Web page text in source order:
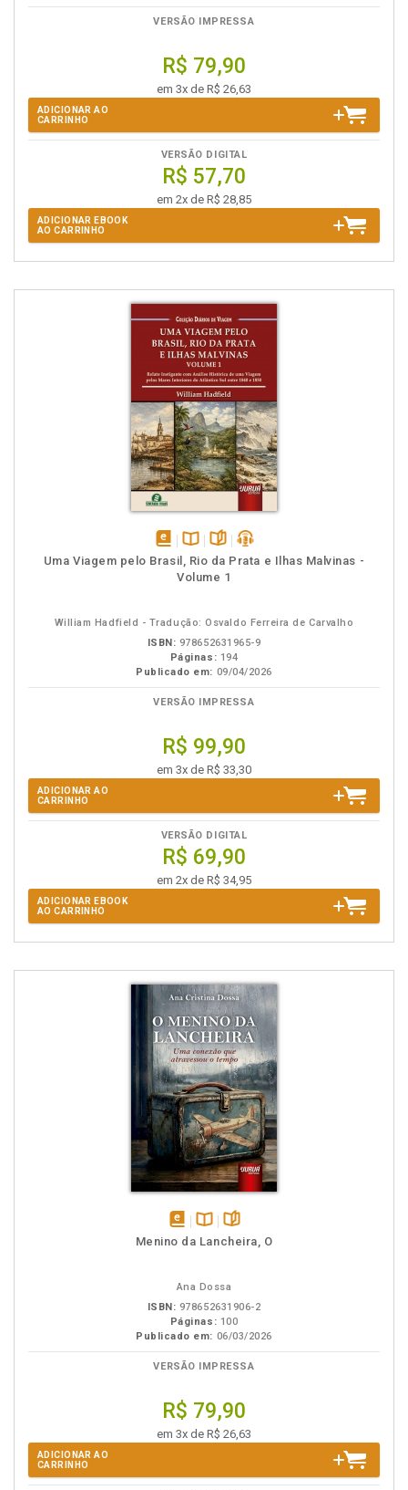
VERSÃO IMPRESSA
R$ 79,90
em 3x de R$ 26,63
ADICIONAR AO
CARRINHO
VERSÃO DIGITAL
R$ 57,70
em 2x de R$ 28,85
ADICIONAR EBOOK
AO CARRINHO
disponívelDisponível
na
páginaspodcast
Uma Viagem pelo Brasil, Rio da Prata e Ilhas Malvinas -
Volume 1
William Hadfield - Tradução: Osvaldo Ferreira de Carvalho
ISBN: 978652631965-9
Páginas: 194
Publicado em: 09/04/2026
VERSÃO IMPRESSA
R$ 99,90
em 3x de R$ 33,30
ADICIONAR AO
CARRINHO
VERSÃO DIGITAL
R$ 69,90
em 2x de R$ 34,95
ADICIONAR EBOOK
AO CARRINHO
disponívelDisponível
páginas
Menino da Lancheira, O
Ana Dossa
ISBN: 978652631906-2
Páginas: 100
Publicado em: 06/03/2026
VERSÃO IMPRESSA
R$ 79,90
em 3x de R$ 26,63
ADICIONAR AO
CARRINHO